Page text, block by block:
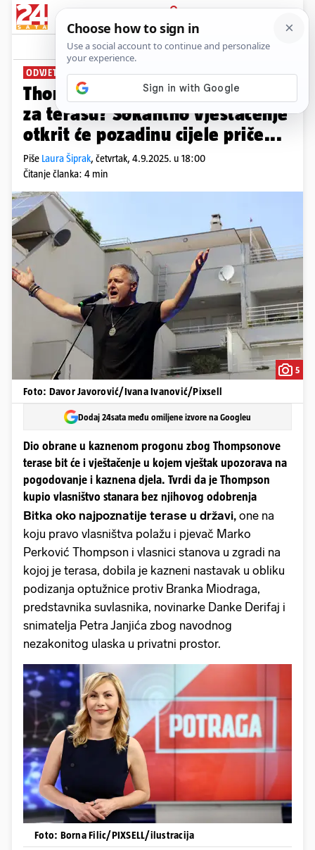
PRIJAVA
News Komentari
ODVJETNIK NIJE ZABRINUT
Thompson je lažirao dokumente
za terasu? Šokantno vještačenje
otkrit će pozadinu cijele priče...
Piše Laura Šiprak, četvrtak, 4.9.2025. u 18:00
Čitanje članka: 4 min
5
Foto: Davor Javorović/Ivana Ivanović/Pixsell
Dodaj 24sata među omiljene izvore na Googleu
Dio obrane u kaznenom progonu zbog Thompsonove
terase bit će i vještačenje u kojem vještak upozorava na
pogodovanje i kaznena djela. Tvrdi da je Thompson
kupio vlasništvo stanara bez njihovog odobrenja
Bitka oko najpoznatije terase u državi, one na
koju pravo vlasništva polažu i pjevač Marko
Perković Thompson i vlasnici stanova u zgradi na
kojoj je terasa, dobila je kazneni nastavak u obliku
podizanja optužnice protiv Branka Miodraga,
predstavnika suvlasnika, novinarke Danke Derifaj i
snimatelja Petra Janjića zbog navodnog
nezakonitog ulaska u privatni prostor.
Foto: Borna Filic/PIXSELL/ilustracija